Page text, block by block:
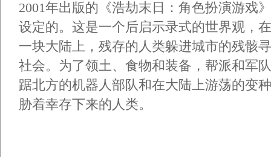
2001年出版的《浩劫末日：角色扮演游戏
设定的。这是一个后启示录式的世界观，
一块大陆上，残存的人类躲进城市的残骸
社会。为了领土、食物和装备，帮派和军
踞北方的机器人部队和在大陆上游荡的变
胁着幸存下来的人类。